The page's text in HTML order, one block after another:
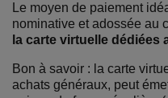
Le moyen de paiement
nominative et adossée au
la carte virtuelle dédiées
Bon à savoir : la carte
achats généraux, peut